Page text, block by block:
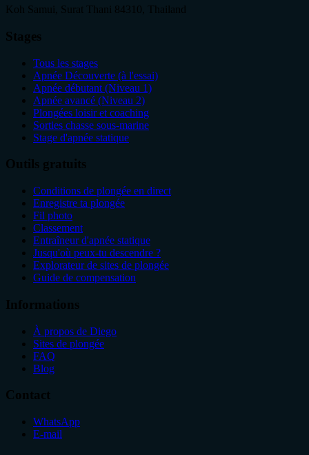
Koh Samui, Surat Thani 84310, Thailand
Stages
Tous les stages
Apnée Découverte (à l'essai)
Apnée débutant (Niveau 1)
Apnée avancé (Niveau 2)
Plongées loisir et coaching
Sorties chasse sous-marine
Stage d'apnée statique
Outils gratuits
Conditions de plongée en direct
Enregistre ta plongée
Fil photo
Classement
Entraîneur d'apnée statique
Jusqu'où peux-tu descendre ?
Explorateur de sites de plongée
Guide de compensation
Informations
À propos de Diego
Sites de plongée
FAQ
Blog
Contact
WhatsApp
E-mail